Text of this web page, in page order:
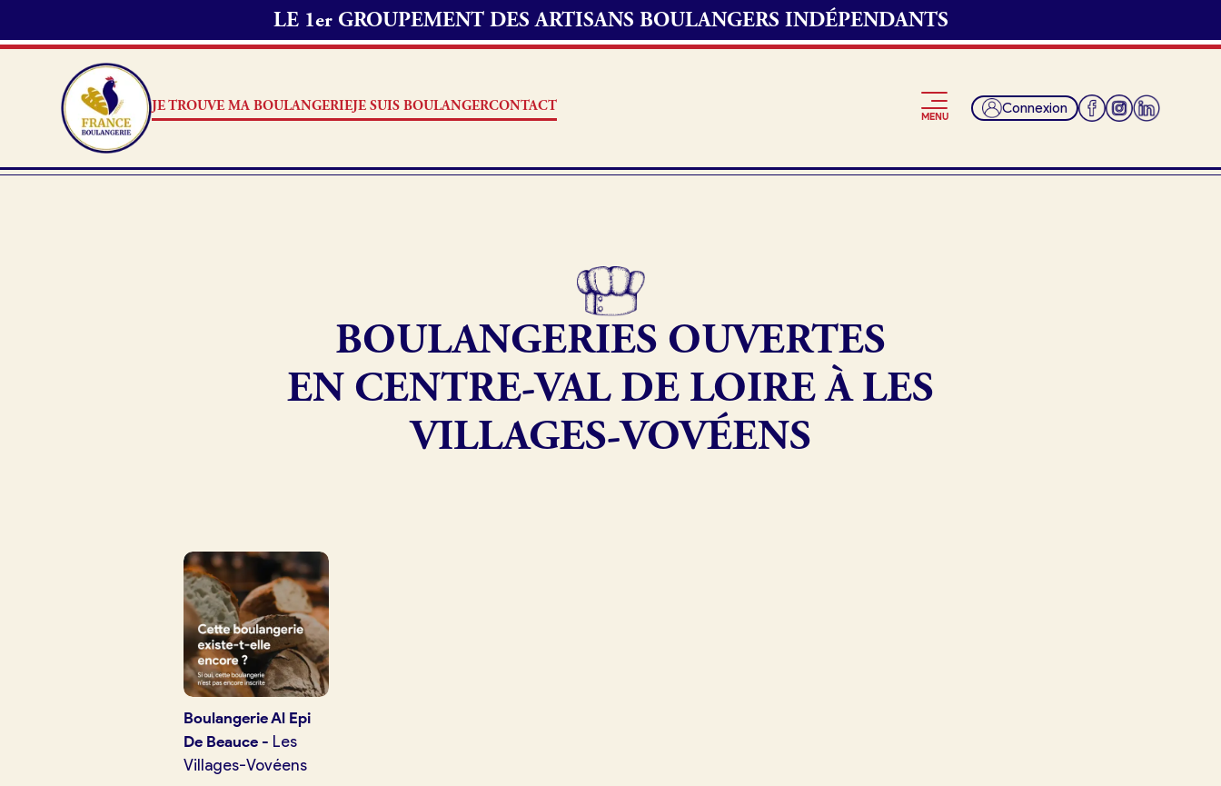
LE 1er GROUPEMENT DES ARTISANS BOULANGERS INDÉPENDANTS
JE TROUVE MA BOULANGERIEJE SUIS BOULANGERCONTACT
MENU Connexion
Je suis boulanger
Je découvre France Boulangerie
Mes tarifs
Mon comparatif gratuit
Pourquoi adhérer à France Boulangerie
Offres d’emploi
Fonds de commerce
Actualités
BOULANGERIES OUVERTES
EN CENTRE-VAL DE LOIRE À LES
VILLAGES-VOVÉENS
BoulangerieAl Epi
De Beauce- Les
Villages-Vovéens